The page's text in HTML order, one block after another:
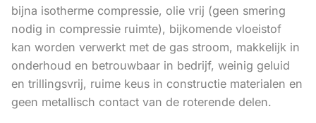
bijna isotherme compressie, olie vrij (geen smering
nodig in compressie ruimte), bijkomende vloeistof
kan worden verwerkt met de gas stroom, makkelijk in
onderhoud en betrouwbaar in bedrijf, weinig geluid
en trillingsvrij, ruime keus in constructie materialen en
geen metallisch contact van de roterende delen.